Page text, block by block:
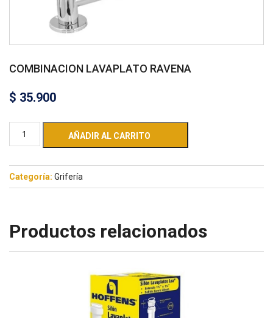
COMBINACION LAVAPLATO RAVENA
$ 35.900
AÑADIR AL CARRITO
Categoría: Grifería
Productos relacionados